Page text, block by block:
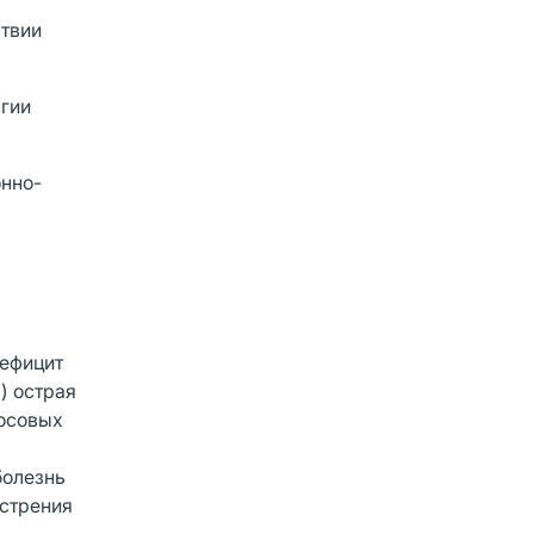
острая